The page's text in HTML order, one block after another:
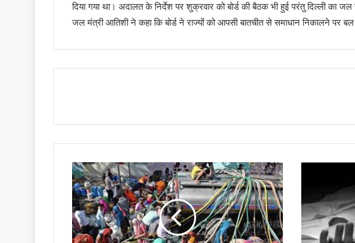
दिया गया था। अदालत के निर्देश पर शुक्रवार को बोर्ड की बैठक भी हुई परंतु दिल्ली का
जल मंत्री आतिशी ने कहा कि बोर्ड ने राज्यों को आपसी बातचीत से समाधान निकालने पर बल